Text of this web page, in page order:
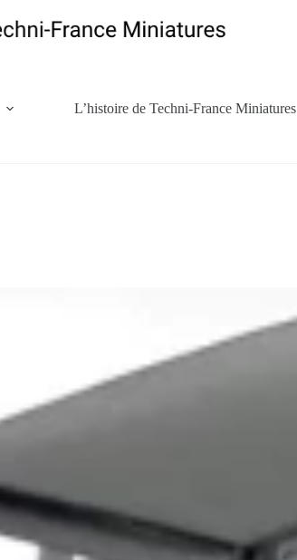
L’histoire de Techni-France Miniatures